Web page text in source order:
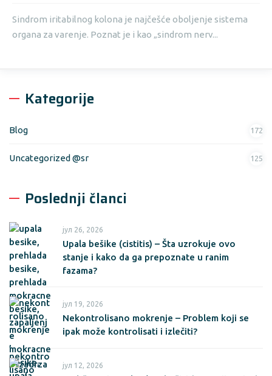
Sindrom iritabilnog kolona je najčešće oboljenje sistema
organa za varenje. Poznat je i kao „sindrom nerv...
Kategorije
Blog 172
Uncategorized @sr 125
Poslednji članci
јул 26, 2026
Upala bešike (cistitis) – Šta uzrokuje ovo
stanje i kako da ga prepoznate u ranim
fazama?
јул 19, 2026
Nekontrolisano mokrenje – Problem koji se
ipak može kontrolisati i izlečiti?
јул 12, 2026